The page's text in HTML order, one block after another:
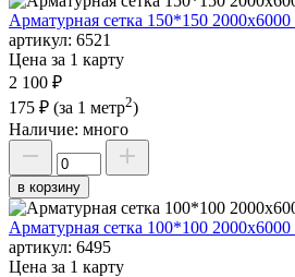
Арматурная сетка 150*150
артикул: 6521
Цена за 1 карту
2 100 ₽
175 ₽ (за 1 метр2)
Наличие: много
в корзину
Арматурная сетка 100*100
артикул: 6495
Цена за 1 карту